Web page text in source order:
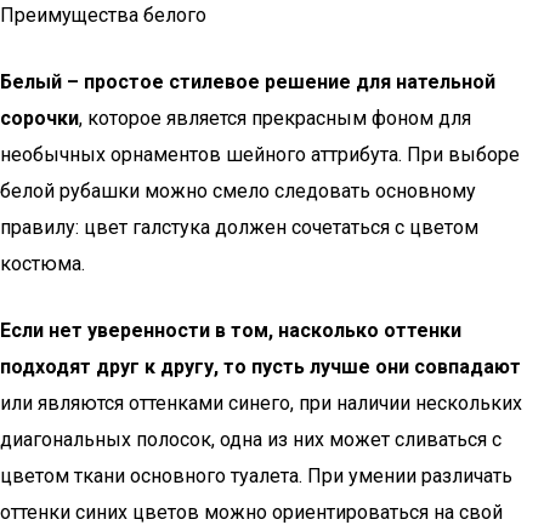
Преимущества белого
Белый – простое стилевое решение для нательной
сорочки, которое является прекрасным фоном для
необычных орнаментов шейного аттрибута. При выборе
белой рубашки можно смело следовать основному
правилу: цвет галстука должен сочетаться с цветом
костюма.
Если нет уверенности в том, насколько оттенки
подходят друг к другу, то пусть лучше они совпадают
или являются оттенками синего, при наличии нескольких
диагональных полосок, одна из них может сливаться с
цветом ткани основного туалета. При умении различать
оттенки синих цветов можно ориентироваться на свой